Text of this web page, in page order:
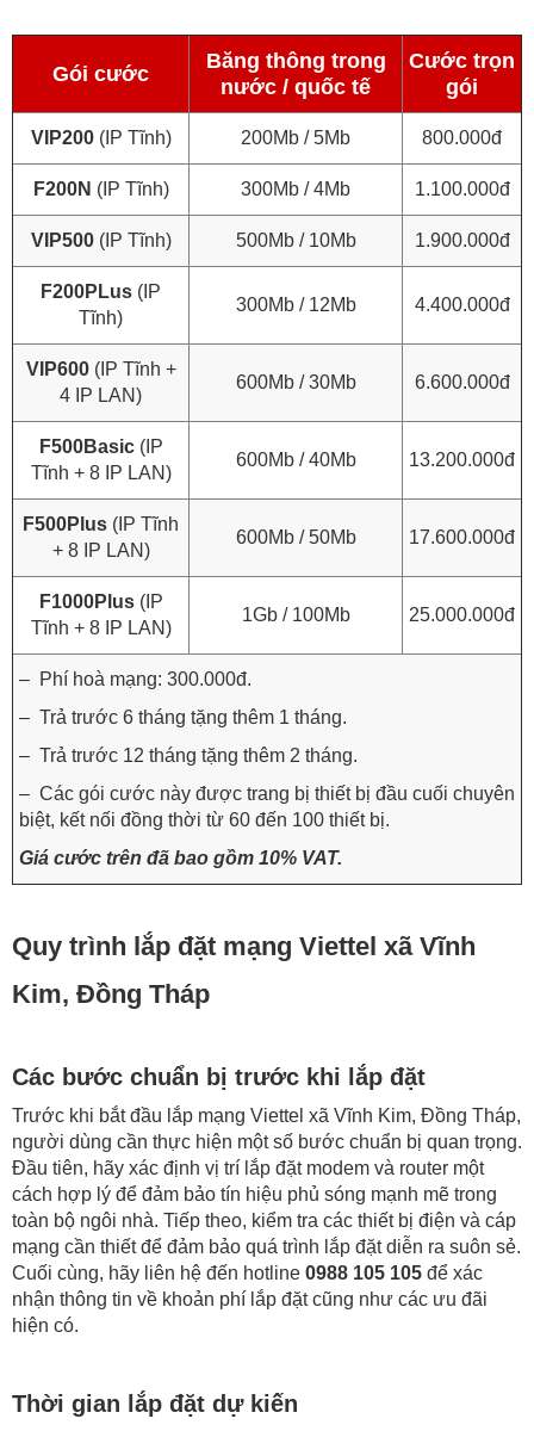
Gói cước
Băng thông trong
nước / quốc tế
Cước trọn
gói
VIP200 (IP Tĩnh) 200Mb / 5Mb 800.000đ
F200N (IP Tĩnh) 300Mb / 4Mb 1.100.000đ
VIP500(IP Tĩnh) 500Mb / 10Mb 1.900.000đ
F200PLus (IP
Tĩnh)
300Mb / 12Mb 4.400.000đ
VIP600(IP Tĩnh +
4 IP LAN)
600Mb / 30Mb 6.600.000đ
F500Basic(IP
Tĩnh + 8 IP LAN)
600Mb / 40Mb 13.200.000đ
F500Plus (IP Tĩnh
+ 8 IP LAN)
600Mb / 50Mb 17.600.000đ
F1000Plus(IP
Tĩnh + 8 IP LAN)
1Gb / 100Mb 25.000.000đ
– Phí hoà mạng: 300.000đ.
– Trả trước 6 tháng tặng thêm 1 tháng.
– Trả trước 12 tháng tặng thêm 2 tháng.
– Các gói cước này được trang bị thiết bị đầu cuối chuyên
biệt, kết nối đồng thời từ 60 đến 100 thiết bị.
Giá cước trên đã bao gồm 10% VAT.
Quy trình lắp đặt mạng Viettel xã Vĩnh
Kim, Đồng Tháp
Các bước chuẩn bị trước khi lắp đặt
Trước khi bắt đầu lắp mạng Viettel xã Vĩnh Kim, Đồng Tháp,
người dùng cần thực hiện một số bước chuẩn bị quan trọng.
Đầu tiên, hãy xác định vị trí lắp đặt modem và router một
cách hợp lý để đảm bảo tín hiệu phủ sóng mạnh mẽ trong
toàn bộ ngôi nhà. Tiếp theo, kiểm tra các thiết bị điện và cáp
mạng cần thiết để đảm bảo quá trình lắp đặt diễn ra suôn sẻ.
Cuối cùng, hãy liên hệ đến hotline 0988 105 105 để xác
nhận thông tin về khoản phí lắp đặt cũng như các ưu đãi
hiện có.
Thời gian lắp đặt dự kiến